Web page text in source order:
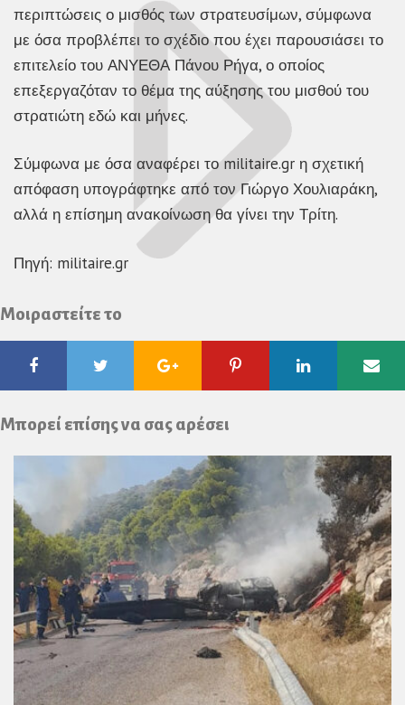
περιπτώσεις ο μισθός των στρατευσίμων, σύμφωνα
με όσα προβλέπει το σχέδιο που έχει παρουσιάσει το
επιτελείο του ΑΝΥΕΘΑ Πάνου Ρήγα, ο οποίος
επεξεργαζόταν το θέμα της αύξησης του μισθού του
στρατιώτη εδώ και μήνες.
Σύμφωνα με όσα αναφέρει το militaire.gr η σχετική
απόφαση υπογράφτηκε από τον Γιώργο Χουλιαράκη,
αλλά η επίσημη ανακοίνωση θα γίνει την Τρίτη.
Πηγή: militaire.gr
Μοιραστείτε το
FacebookTwitter Google
Plus
Pinterest Linkedin
Μπορεί επίσης να σας αρέσει